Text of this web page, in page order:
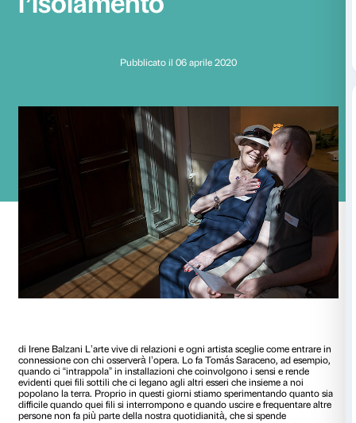
e connessioni
l’isolamento
Pubblicato il 06 aprile 2020